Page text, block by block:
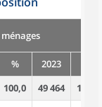
% 2023
100,0 49 464
100,0